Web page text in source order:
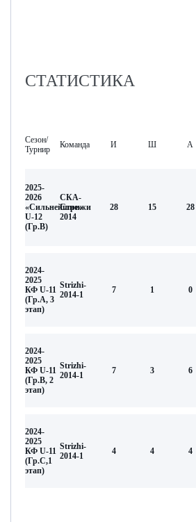
СТАТИСТИКА
Сезон/
Турнир
Команда И Ш А
2025-
2026
«Сильнейшие»
U-12
(Гр.В)
СКА-
Стрижи
2014
28 15 28
2024-
2025
КФ U-11
(Гр.А, 3
этап)
Strizhi-
2014-1
7 1 0
2024-
2025
КФ U-11
(Гр.В, 2
этап)
Strizhi-
2014-1
7 3 6
2024-
2025
КФ U-11
(Гр.С,1
этап)
Strizhi-
2014-1
4 4 4